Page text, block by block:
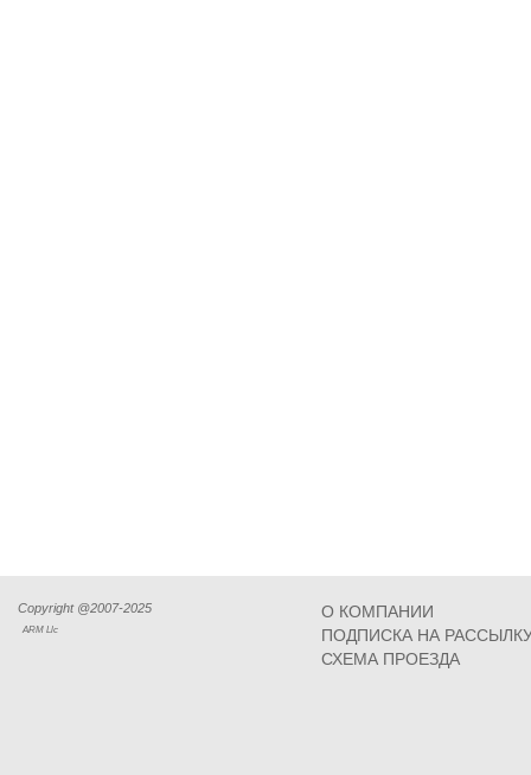
Copyright @2007-2025
ARM Llc
О КОМПАНИИ
ПОДПИСКА НА
СХЕМА ПРОЕЗДА